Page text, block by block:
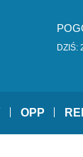
DZIŚ:
OPP